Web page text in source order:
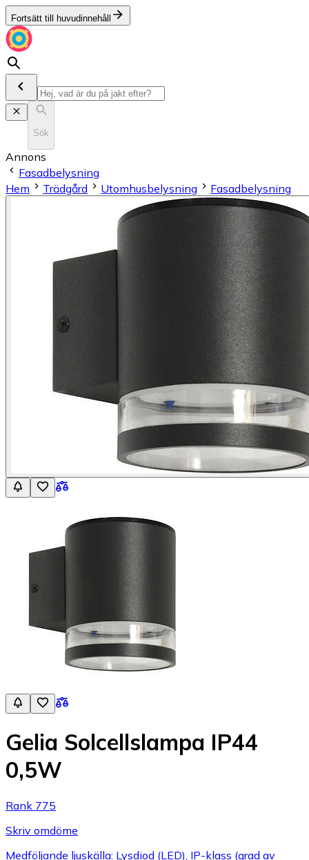
Fortsätt till huvudinnehåll
Sök
Annons
Fasadbelysning
Hem
Trädgård Utomhusbelysning Fasadbelysning
Gelia Solcellslampa IP44
0,5W
Rank 775
Skriv omdöme
Medföljande ljuskälla: Lysdiod (LED), IP-klass (grad av